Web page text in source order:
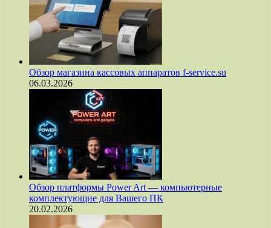
Обзор магазина кассовых аппаратов f-service.su
06.03.2026
Обзор платформы Power Art — компьютерные
комплектующие для Вашего ПК
20.02.2026